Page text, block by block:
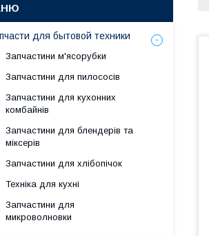
для бытовой техники
Запчастини м'ясорубки
Запчастини для пилососів
Запчастини для кухонних
комбайнів
Запчастини для блендерів та
міксерів
Запчастини для хлібопічок
Техніка для кухні
Запчастини для
микроволновки